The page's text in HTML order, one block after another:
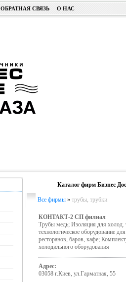
ОБРАТНАЯ СВЯЗЬ О НАС
Каталог фирм Бизнес
Все фирмы » трубы, трубки
КОНТАКТ-2 СП филиал
Трубы медь; Изоляция для холод.
технологическое оборудование
ресторанов, баров, кафе;
холодильного оборудования
Адрес:
03058 г.Киев, ул.Гарматная, 55